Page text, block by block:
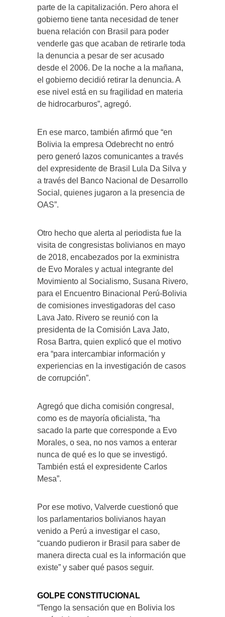
parte de la capitalización. Pero ahora el
gobierno tiene tanta necesidad de tener
buena relación con Brasil para poder
venderle gas que acaban de retirarle toda
la denuncia a pesar de ser acusado
desde el 2006. De la noche a la mañana,
el gobierno decidió retirar la denuncia. A
ese nivel está en su fragilidad en materia
de hidrocarburos”, agregó.
En ese marco, también afirmó que “en
Bolivia la empresa Odebrecht no entró
pero generó lazos comunicantes a través
del expresidente de Brasil Lula Da Silva y
a través del Banco Nacional de Desarrollo
Social, quienes jugaron a la presencia de
OAS”.
Otro hecho que alerta al periodista fue la
visita de congresistas bolivianos en mayo
de 2018, encabezados por la exministra
de Evo Morales y actual integrante del
Movimiento al Socialismo, Susana Rivero,
para el Encuentro Binacional Perú-Bolivia
de comisiones investigadoras del caso
Lava Jato. Rivero se reunió con la
presidenta de la Comisión Lava Jato,
Rosa Bartra, quien explicó que el motivo
era “para intercambiar información y
experiencias en la investigación de casos
de corrupción”.
Agregó que dicha comisión congresal,
como es de mayoría oficialista, “ha
sacado la parte que corresponde a Evo
Morales, o sea, no nos vamos a enterar
nunca de qué es lo que se investigó.
También está el expresidente Carlos
Mesa”.
Por ese motivo, Valverde cuestionó que
los parlamentarios bolivianos hayan
venido a Perú a investigar el caso,
“cuando pudieron ir Brasil para saber de
manera directa cual es la información que
existe” y saber qué pasos seguir.
GOLPE CONSTITUCIONAL
“Tengo la sensación que en Bolivia los